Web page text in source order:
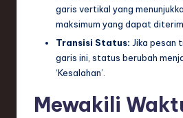
garis vertikal yang
maksimum yang dapat
Transisi Status: Jika pesan
garis ini, status berubah
‘Kesalahan’.
Mewakili